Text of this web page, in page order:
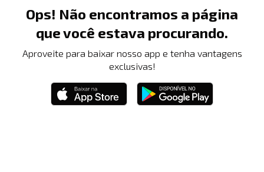
Ops! Não encontramos a página
que você estava procurando.
Aproveite para baixar nosso app e tenha vantagens
exclusivas!